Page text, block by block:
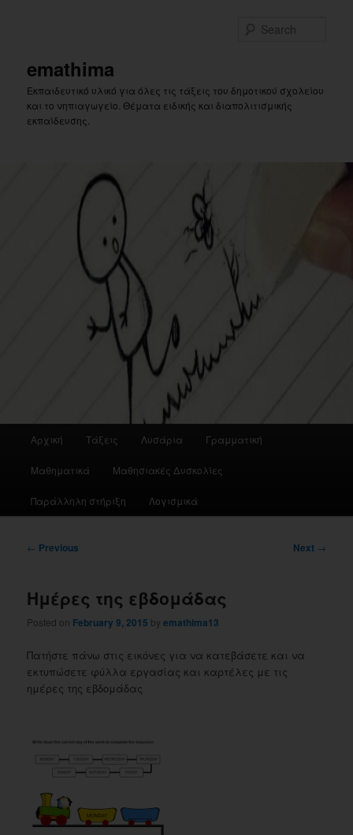
emathima
Εκπαιδευτικό υλικό για όλες τις τάξεις του δημοτικού σχολείου
και το νηπιαγωγείο. Θέματα ειδικής και διαπολιτισμικής
εκπαίδευσης.
Αρχική Τάξεις Λυσάρια Γραμματική
Μαθηματικά Μαθησιακές Δυσκολίες
Παράλληλη στήριξη Λογισμικά
Post
← Previous Next →
Ημέρες της εβδομάδας
Posted on February 9, 2015 byemathima13
Πατήστε πάνω στις εικόνες για να κατεβάσετε και να
εκτυπώσετε φύλλα εργασίας και καρτέλες με τις
ημέρες της εβδομάδας